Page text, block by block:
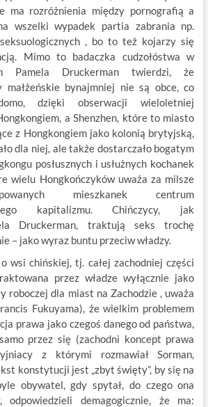
ma rozróżnienia między pornografią a
wszelki wypadek partia zabrania np.
, bo to też kojarzy się
Mimo to badaczka cudzołóstwa w
Pamela Druckerman twierdzi, że
małżeńskie bynajmniej nie są obce, co
dzięki obserwacji wieloletniej
a Shenzhen, które to miasto
z Hongkongiem jako kolonią brytyjską,
dla niej, ale także dostarczało bogatym
posłusznych i usłużnych kochanek
wielu Hongkończyków uważa za milsze
mieszkanek centrum
kapitalizmu. Chińczycy, jak
Druckerman, traktują seks trochę
– jako wyraz buntu przeciw władzy.
wsi chińskiej, tj. całej zachodniej części
przez władze wyłącznie jako
roboczej dla miast na Zachodzie , uważa
Fukuyama), że wielkim problemem
prawa jako czegoś danego od państwa,
przez się (zachodni koncept prawa
z którymi rozmawiał Sorman,
konstytucji jest „zbyt święty”, by się na
obywatel, gdy spytał, do czego ona
odpowiedzieli demagogicznie, że ma: